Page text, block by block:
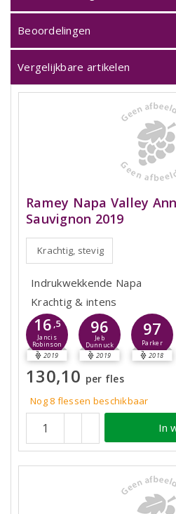
Beoordelingen
Vergelijkbare artikelen
Ramey Napa Valley
Sauvignon 2019
Krachtig, stevig
Indrukwekkende Napa
Krachtig & intens
16 ,5
Jancis
Robinson
2019
96
Jeb
Dunnuck
2019
97
Parker
2018
130,10 per fles
Nog 8 flessen beschikbaar
In